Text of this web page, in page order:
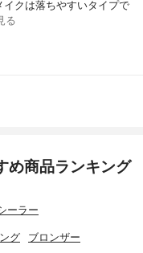
クは落ちやすいタイプで
る
め商品ランキング
ーラー
グ ブロンザー